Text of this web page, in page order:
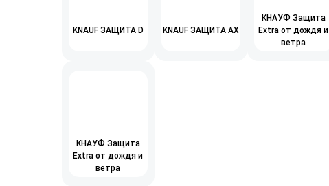
KNAUF ЗАЩИТА D KNAUF ЗАЩИТА AX
КНАУФ Защита
Extra от дождя и
ветра
КНАУФ Защита
Extra от дождя и
ветра